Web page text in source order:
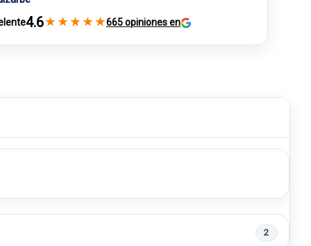
4.6★ ★ ★ ★ ★665 opiniones en
2